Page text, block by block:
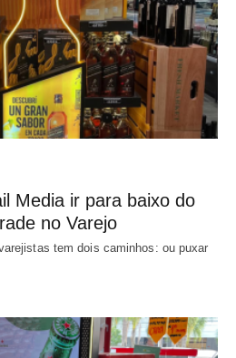
Media ir para baixo do
no Varejo
tem dois caminhos: ou puxar